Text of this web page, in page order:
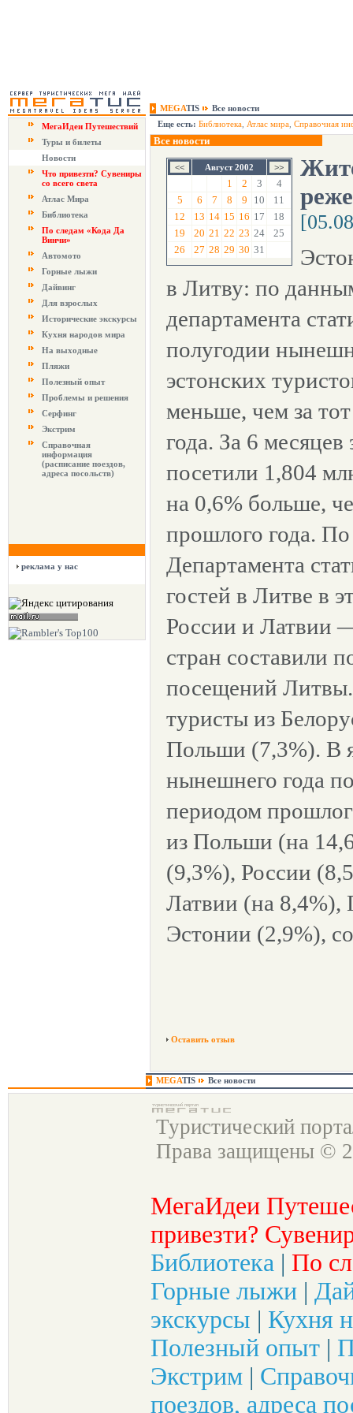
MEGATIS
Все новости
МегаИдеи Путешествий
Туры и билеты
Новости
Что привезти? Сувениры
со всего света
Атлас Мира
Библиотека
По следам «Кода Да
Винчи»
Автомото
Горные лыжи
Дайвинг
Для взрослых
Исторические экскурсы
Кухня народов мира
На выходные
Пляжи
Полезный опыт
Проблемы и решения
Серфинг
Экстрим
Справочная
информация
(расписание поездов,
адреса посольств)
реклама у нас
Еще есть: Библиотека Атлас мира Справочная
Все новости
Август 2002
1 2 3
4
5
6 7 8 9 10
11
12
13 14 15 16 17
18
19
20 21 22 23 24
25
26
27 28 29 30 31
в Литву: по
департамента
полугодии
эстонских
меньше, чем за
года. За 6 месяцев
посетили 1,804
на 0,6% больше,
прошлого года.
Департамента
гостей в Литве в
России и Латвии
стран составили
посещений
туристы из
Польши (7,3%). В
нынешнего года
периодом
из Польши (на
(9,3%), России
Латвии (на 8,4%),
Эстонии (2,9%),
Оставить отзыв
MEGATIS Все новости
Туристический
Права защищены ©
МегаИдеи
привезти?
Библиотека | По
Горные лыжи |
экскурсы | Кухня
Полезный опыт |
Экстрим |
поездов, адреса